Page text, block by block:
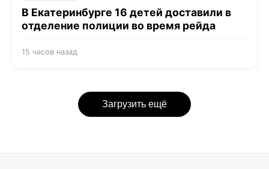
В Екатеринбурге 16 детей доставили в
отделение полиции во время рейда
15 часов назад
Загрузить ещё